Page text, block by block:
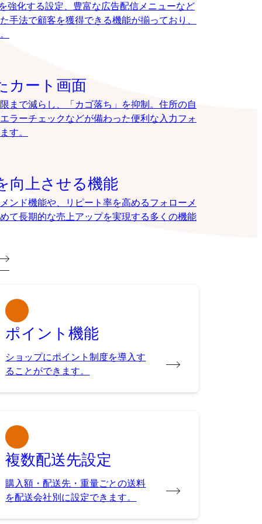
強化する設定、豊富な広告配信メニューなど
手法で顧客を獲得できる機能が揃っており、
カート画面
まで減らし、「カゴ落ち」を抑制。住所の自
ラーチェックなどが備わった便利な入力フォ
す。
向上させる機能
ンド機能や、リピート率を高めるフォローメ
て長期的な売上アップを実現する多くの機能
ポイント機能
ショップにポイント制度を導入す
ることができます。
複数配送先設定
購入額・配送先・重量ごとの送料
を配送会社別に設定できます。